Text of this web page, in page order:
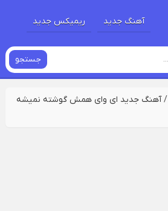
آهنگ جدید ریمیکس جدید
جستجو
/آهنگ جدید ای وای همش گوشته نمیشه